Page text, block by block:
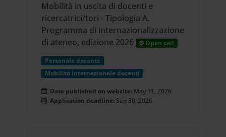
Mobilità in uscita di docenti e
ricercatrici/tori - Tipologia A.
Programma di internazionalizzazione
di ateneo, edizione 2026
Open call
Personale docente
Mobilità internazionale docenti
Date published on website: May 11, 2026
Application deadline: Sep 30, 2026